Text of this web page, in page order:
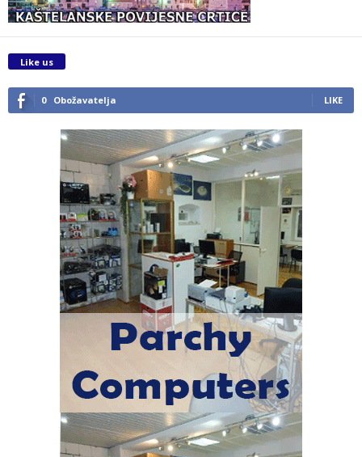
Like us
0 Obožavatelja LIKE